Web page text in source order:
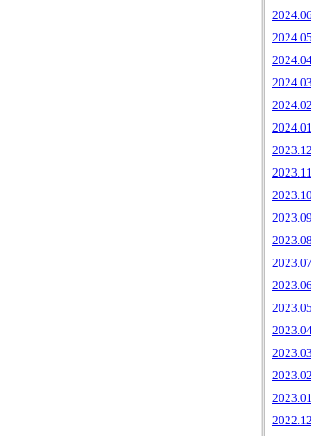
2024.06
2024.05
2024.03
2024.02
2024.01
2023.12
2023.11
2023.10
2023.09
2023.08
2023.07
2023.06
2023.05
2023.03
2023.02
2023.01
2022.12